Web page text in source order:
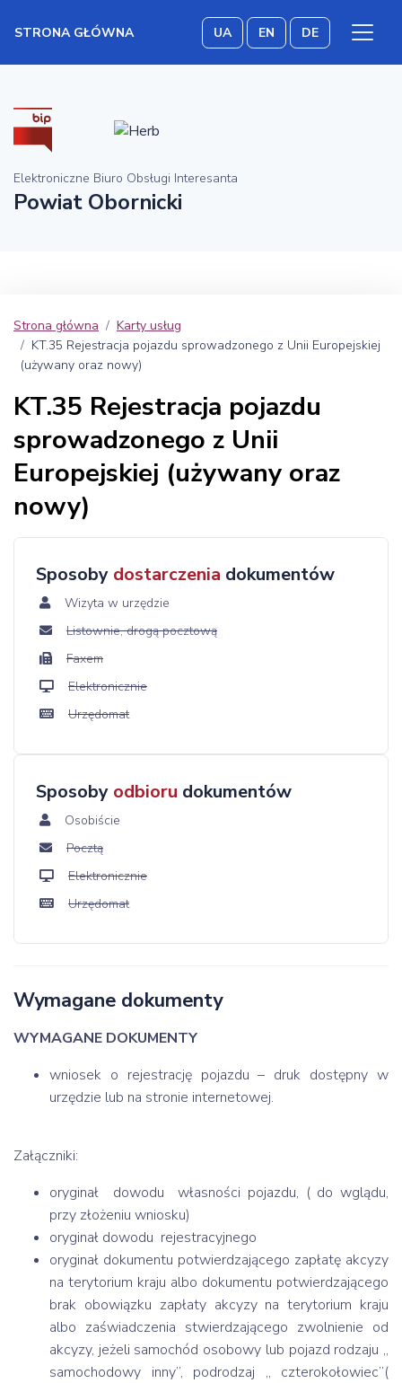
STRONA GŁÓWNA UA EN DE
Elektroniczne Biuro Obsługi Interesanta
Powiat Obornicki
Strona główna
Karty usług
KT.35 Rejestracja pojazdu sprowadzonego z Unii Europejskiej
(używany oraz nowy)
KT.35 Rejestracja pojazdu
sprowadzonego z Unii
Europejskiej (używany oraz
nowy)
Sposoby dostarczenia dokumentów
Wizyta w urzędzie
Listownie, drogą pocztową
Faxem
Elektronicznie
Urzędomat
Sposoby odbioru dokumentów
Osobiście
Pocztą
Elektronicznie
Urzędomat
Wymagane dokumenty
WYMAGANE DOKUMENTY
wniosek o rejestrację pojazdu – druk dostępny w
urzędzie lub na stronie internetowej.
Załączniki:
oryginał dowodu własności pojazdu, ( do wglądu,
przy złożeniu wniosku)
oryginał dowodu rejestracyjnego
oryginał dokumentu potwierdzającego zapłatę akcyzy
na terytorium kraju albo dokumentu potwierdzającego
brak obowiązku zapłaty akcyzy na terytorium kraju
albo zaświadczenia stwierdzającego zwolnienie od
akcyzy, jeżeli samochód osobowy lub pojazd rodzaju „
samochodowy inny”, podrodzaj „ czterokołowiec”(